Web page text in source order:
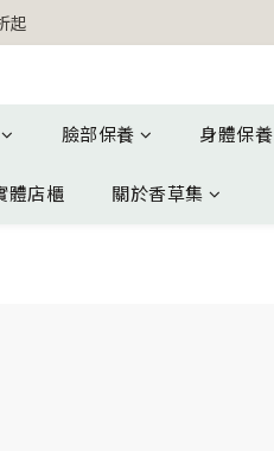
遇熊超人行李吊牌
遇熊超人行李吊牌
臉部保養 身體保養
體店櫃 關於香草集